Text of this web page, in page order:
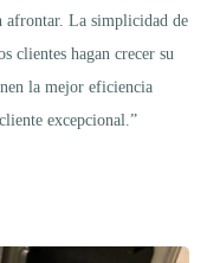
afrontar. La simplicidad de
clientes hagan crecer su
la mejor eficiencia
excepcional.”